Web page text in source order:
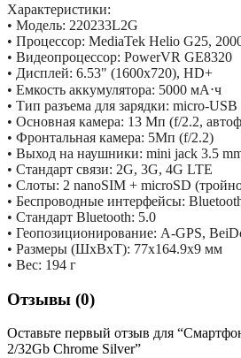
Характеристики:
• Модель: 220233L2G
• Процессор: MediaTek Helio G25,
• Видеопроцессор: PowerVR GE8320
• Дисплей: 6.53" (1600x720), HD+
• Емкость аккумулятора: 5000 мА⋅ч
• Тип разъема для зарядки: micro-USB
• Основная камера: 13 Мп (f/2.2,
• Фронтальная камера: 5Мп (f/2.2)
• Выход на наушники: mini jack 3.5
• Стандарт связи: 2G, 3G, 4G LTE
• Слоты: 2 nanoSIM + microSD
• Беспроводные интерфейсы:
• Стандарт Bluetooth: 5.0
• Геопозиционирование: A-GPS,
• Размеры (ШxВxТ): 77x164.9x9 мм
• Вес: 194 г
Отзывы (0)
Оставьте первый отзыв для
2/32Gb Chrome Silver”